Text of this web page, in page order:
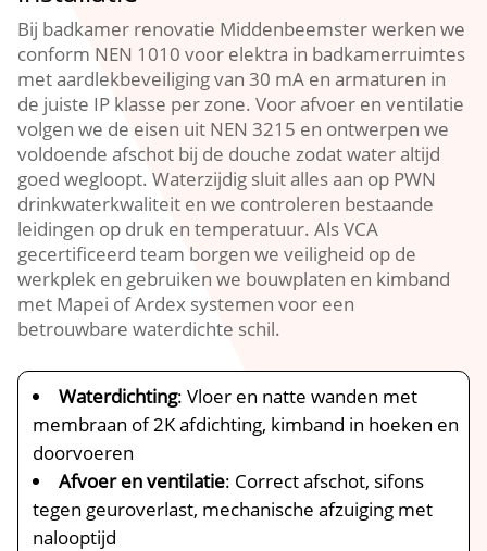
Bij badkamer renovatie Middenbeemster werken we
conform NEN 1010 voor elektra in badkamerruimtes
met aardlekbeveiliging van 30 mA en armaturen in
de juiste IP klasse per zone.​ Voor afvoer en ventilatie
volgen we de eisen uit NEN 3215 en ontwerpen we
voldoende afschot bij de douche zodat water altijd
goed wegloopt.​ Waterzijdig sluit alles aan op PWN
drinkwaterkwaliteit en we controleren bestaande
leidingen op druk en temperatuur.​ Als VCA
gecertificeerd team borgen we veiligheid op de
werkplek en gebruiken we bouwplaten en kimband
met Mapei of Ardex systemen voor een
betrouwbare waterdichte schil.​
Waterdichting: Vloer en natte wanden met
membraan of 2K afdichting, kimband in hoeken en
doorvoeren
Afvoer en ventilatie: Correct afschot, sifons
tegen geuroverlast, mechanische afzuiging met
nalooptijd